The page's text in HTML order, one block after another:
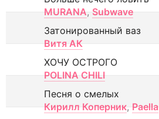
MURANA, Subwave
Затонированный ваз
Витя АК
ХОЧУ ОСТРОГО
POLINA CHILI
Песня о смелых
Кирилл Коперник, Paella